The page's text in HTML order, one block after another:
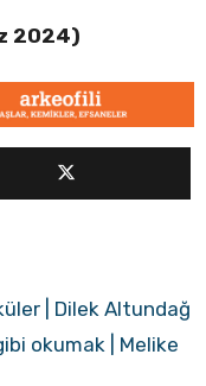
2024)
| Dilek Altundağ
okumak | Melike